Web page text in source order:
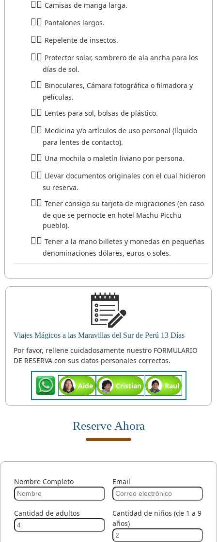
Camisas de manga larga.
Pantalones largos.
Repelente de insectos.
Protector solar, sombrero de ala ancha para los
días de sol.
Binoculares, Cámara fotográfica o filmadora y
películas.
Lentes para sol, bolsas de plástico.
Medicina y/o artículos de uso personal (líquido
para lentes de contacto).
Una mochila o maletín liviano por persona.
Llevar documentos originales con el cual hicieron
su reserva.
Tener consigo su tarjeta de migraciones (en caso
de que se pernocte en hotel Machu Picchu
pueblo).
Tener a la mano billetes y monedas en pequeñas
denominaciones dólares, euros o soles.
Viajes Mágicos a las Maravillas del Sur de Perú 13 Días
Por favor, rellene cuidadosamente nuestro FORMULARIO
DE RESERVA con sus datos personales correctos.
Aide Cristian Raul
Reserve Ahora
Nombre Completo Email
Cantidad de adultos
Cantidad de niños (de 1 a 9
años)